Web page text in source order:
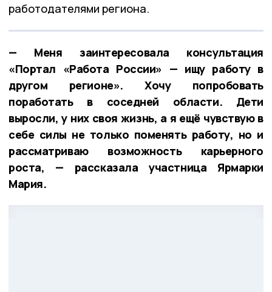
работодателями региона.
— Меня заинтересовала консультация
«Портал «Работа России» — ищу работу в
другом регионе». Хочу попробовать
поработать в соседней области. Дети
выросли, у них своя жизнь, а я ещё чувствую в
себе силы не только поменять работу, но и
рассматриваю возможность карьерного
роста, — рассказала участница Ярмарки
Мария.